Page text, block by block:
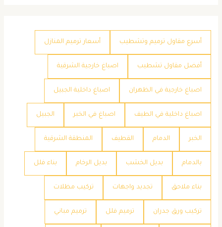
أسرع مقاول ترميم وتشطيب أسعار ترميم المنازل
أفضل مقاول تشطيب اصباغ خارجية الشرقية
اصباغ خارجية في الظهران اصباغ داخلية الجبيل
اصباغ داخلية في الطيف اصباغ في الخبر الجبيل
الخبر الدمام القطيف المنطقة الشرقية
بالدمام بديل الخشب بديل الرخام بناء فلل
بناء ملاحق تجديد واجهات تركيب مظلات
تركيب ورق جدران ترميم فلل ترميم مباني